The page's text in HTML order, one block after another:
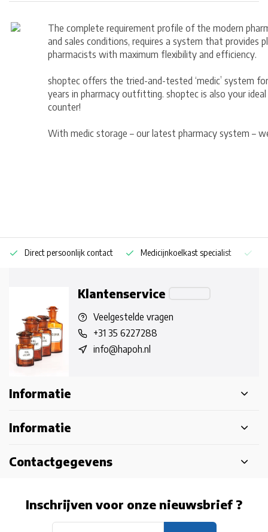
The complete requirement profile of the modern
and sales conditions, requires a system that
pharmacists with maximum flexibility and efficiency.
shoptec offers the tried-and-tested ‘medic’ system
years in pharmacy outfitting. shoptec is also your
counter!
With medic storage – our latest pharmacy system –
Direct persoonlijk contact Medicijnkoelkast specialist
Klantenservice
Veelgestelde vragen
+31 35 6227288
info@hapoh.nl
Informatie
Informatie
Contactgegevens
Inschrijven voor onze nieuwsbrief ?